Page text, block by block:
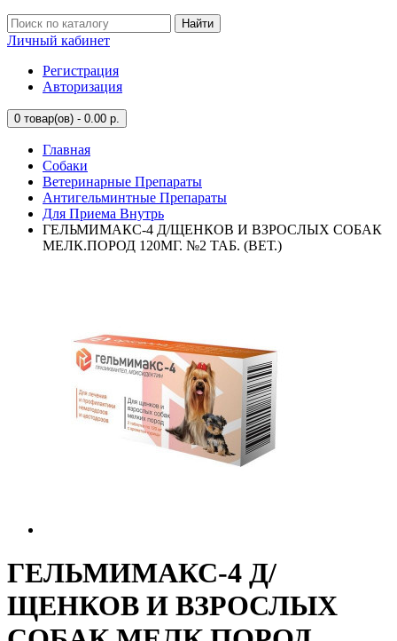
Найти
Личный кабинет
Регистрация
Авторизация
0 товар(ов) - 0.00 р.
Главная
Собаки
Ветеринарные Препараты
Антигельминтные Препараты
Для Приема Внутрь
ГЕЛЬМИМАКС-4 Д/ЩЕНКОВ И ВЗРОСЛЫХ СОБАК
МЕЛК.ПОРОД 120МГ. №2 ТАБ. (ВЕТ.)
ГЕЛЬМИМАКС-4 Д/
ЩЕНКОВ И ВЗРОСЛЫХ